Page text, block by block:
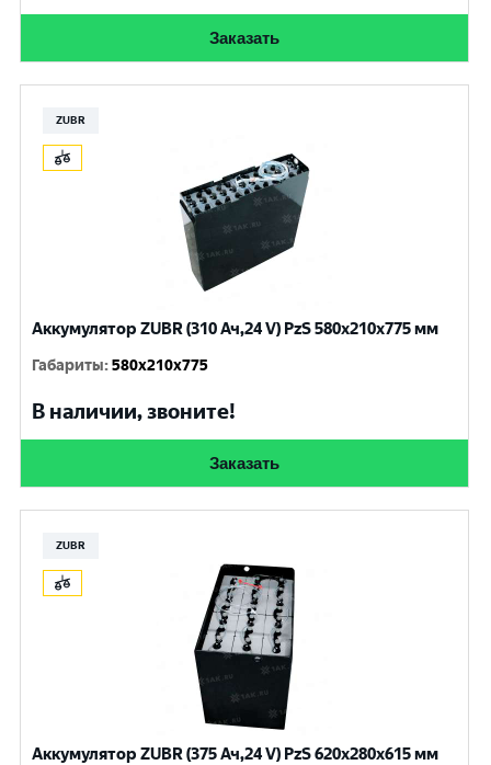
Заказать
ZUBR
Аккумулятор ZUBR (310 Ач,24 V) PzS 580x210x775 мм
Габариты:580x210x775
В наличии, звоните!
Заказать
ZUBR
Аккумулятор ZUBR (375 Ач,24 V) PzS 620x280x615 мм